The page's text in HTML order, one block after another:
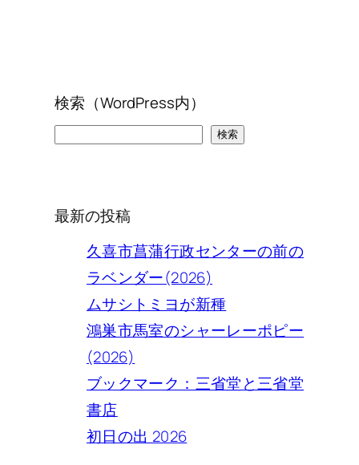
検索（WordPress内）
検索
最新の投稿
久喜市菖蒲行政センターの前の
ラベンダー(2026)
ムサシトミヨが新種
鴻巣市馬室のシャーレーポピー
(2026)
ブックマーク：三省堂と三省堂
書店
初日の出 2026